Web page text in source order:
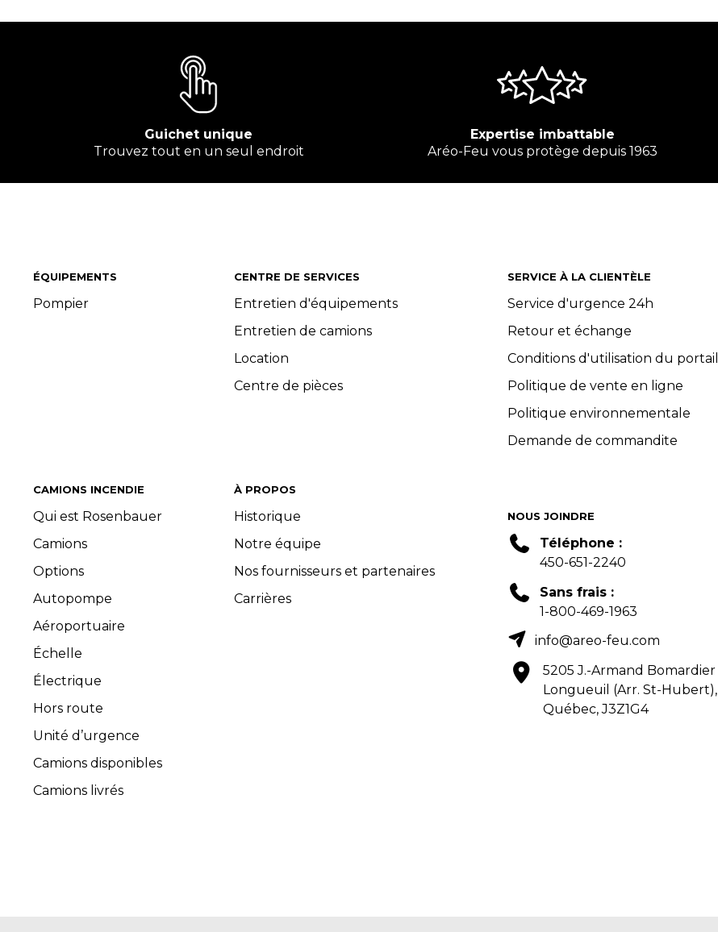
Guichet unique
Trouvez tout en un seul endroit
Expertise imbattable
Aréo-Feu vous protège depuis 1963
ÉQUIPEMENTS
Pompier
CAMIONS INCENDIE
Qui est Rosenbauer
Camions
Options
Autopompe
Aéroportuaire
Échelle
Électrique
Hors route
Unité d’urgence
Camions disponibles
Camions livrés
CENTRE DE SERVICES
Entretien d'équipements
Entretien de camions
Location
Centre de pièces
À PROPOS
Historique
Notre équipe
Nos fournisseurs et partenaires
Carrières
SERVICE À LA CLIENTÈLE
Service d'urgence 24h
Retour et échange
Conditions d'utilisation du portail
Politique de vente en ligne
Politique environnementale
Demande de commandite
NOUS JOINDRE
Téléphone :
450-651-2240
Sans frais :
1-800-469-1963
info@areo-feu.com
5205 J.-Armand Bomardier
Longueuil (Arr. St-Hubert),
Québec, J3Z1G4